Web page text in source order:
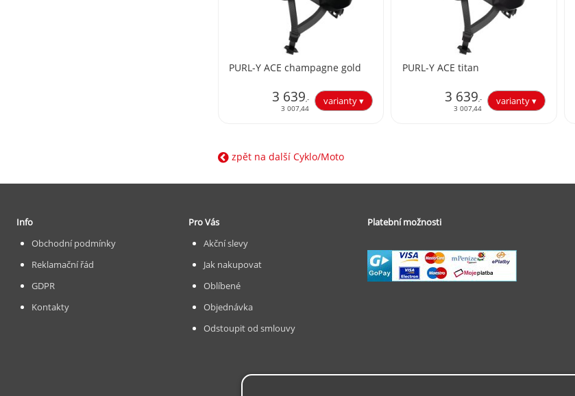
PURL-Y ACE champagne gold
3 639,-
3 007,44
PURL-Y ACE titan
3 639,-
3 007,44
zpět na další Cyklo/Moto
Info
Obchodní podmínky
Reklamační řád
GDPR
Kontakty
Pro Vás
Akční slevy
Jak nakupovat
Oblíbené
Objednávka
Odstoupit od smlouvy
Platební možnosti